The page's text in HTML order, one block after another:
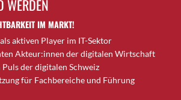
WERDEN
IM MARKT!
aktiven Player im IT-Sektor
Akteur:innen der digitalen Wirtschaft
der digitalen Schweiz
für Fachbereiche und Führung